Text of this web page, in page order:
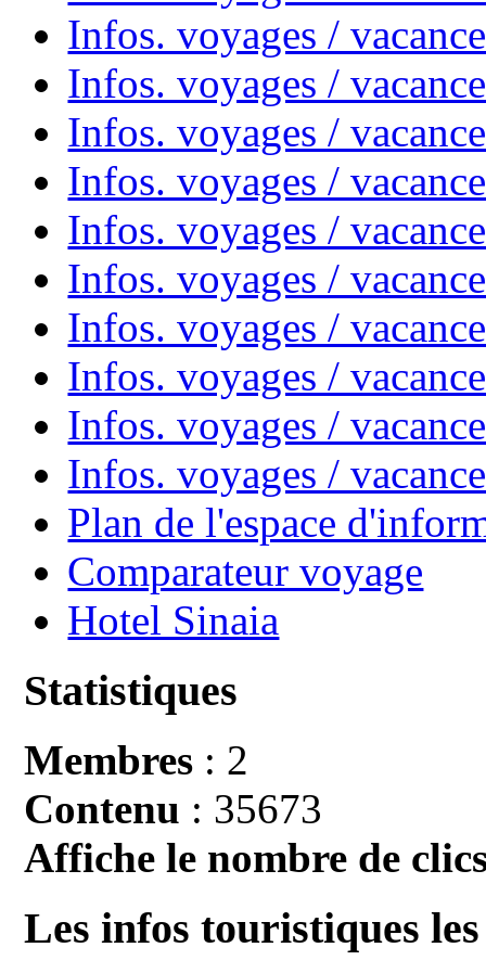
Infos. voyages /
Infos. voyages /
Infos. voyages /
Infos. voyages /
Infos. voyages /
Infos. voyages /
Infos. voyages /
Infos. voyages /
Infos. voyages /
Infos. voyages /
Plan de l'espace
Comparateur voyage
Hotel Sinaia
Statistiques
Membres : 2
Contenu : 35673
Affiche le nombre de
Les infos touristiques